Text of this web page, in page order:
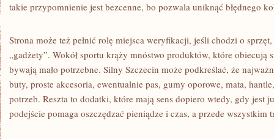
takie przypomnienie jest bezcenne, bo pozwala uniknąć błędnego
Strona może też pełnić rolę miejsca weryfikacji, jeśli chodzi o
„gadżety”. Wokół sportu krąży mnóstwo produktów, które obiecują
bywają mało potrzebne. Silny Szczecin może podkreślać, że
buty, proste akcesoria, ewentualnie pas, gumy oporowe, mata,
potrzeb. Reszta to dodatki, które mają sens dopiero wtedy, gdy jest
podejście pomaga oszczędzać pieniądze i czas, a przede wszystkim